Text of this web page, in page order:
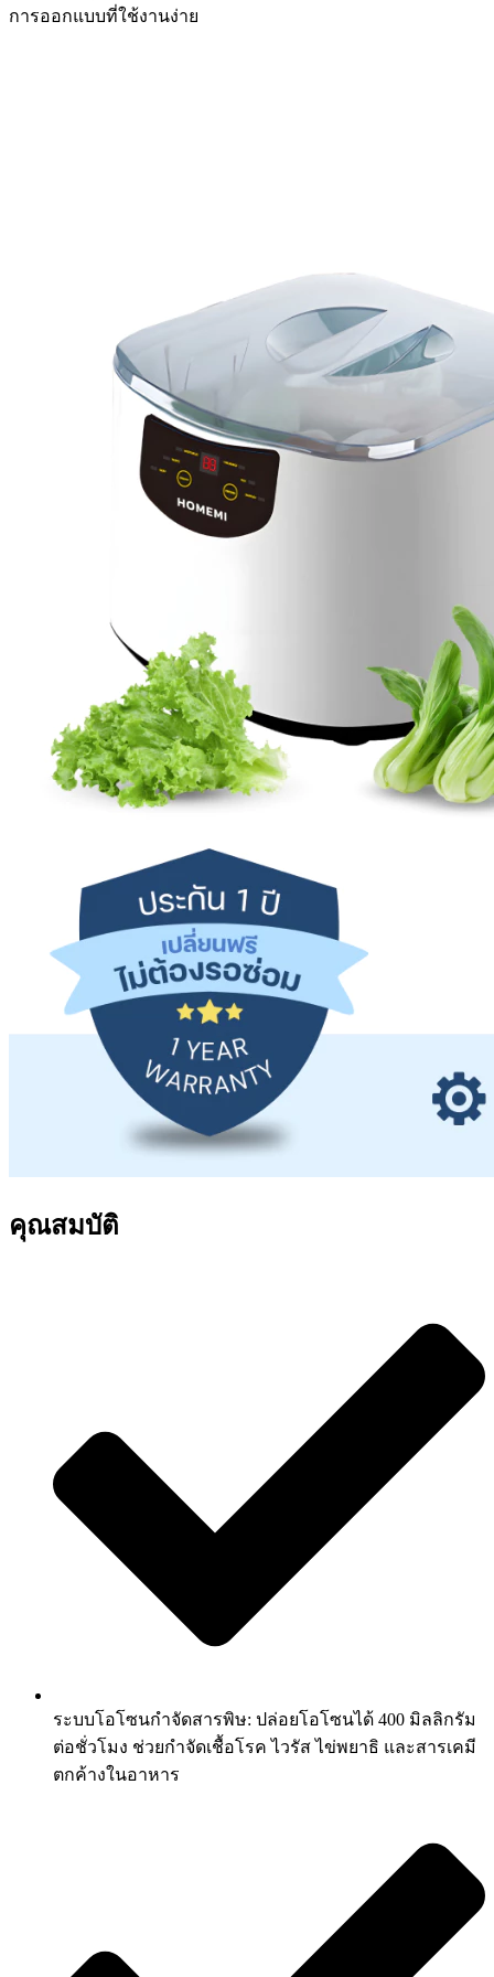
การออกแบบที่ใช้งานง่าย
คุณสมบัติ
ระบบโอโซนกำจัดสารพิษ: ปล่อยโอโซนได้ 400 มิลลิกรัม
ต่อชั่วโมง ช่วยกำจัดเชื้อโรค ไวรัส ไข่พยาธิ และสารเคมี
ตกค้างในอาหาร